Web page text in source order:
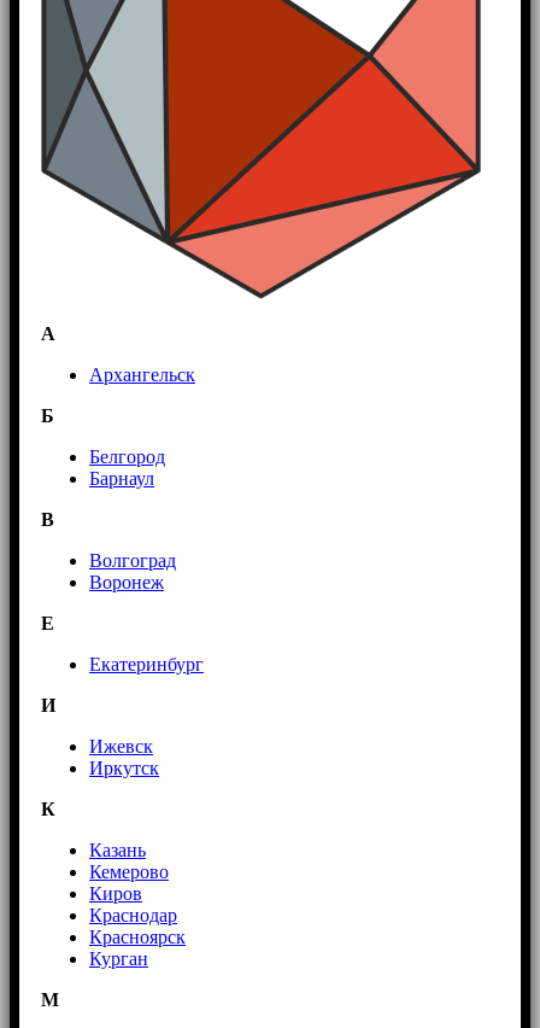
А
Архангельск
Б
Белгород
Барнаул
В
Волгоград
Воронеж
E
Екатеринбург
И
Ижевск
Иркутск
К
Казань
Кемерово
Киров
Краснодар
Красноярск
Курган
М